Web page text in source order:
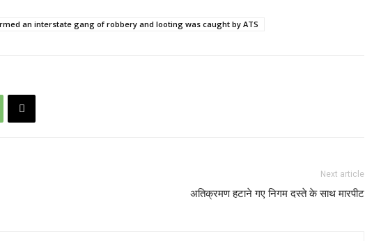
an interstate gang of robbery and looting was caught by ATS
Next article
अतिक्रमण हटाने गए निगम दस्ते के साथ मारपीट